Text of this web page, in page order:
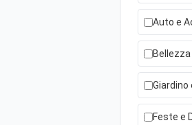
Auto e
Giardino
Feste e